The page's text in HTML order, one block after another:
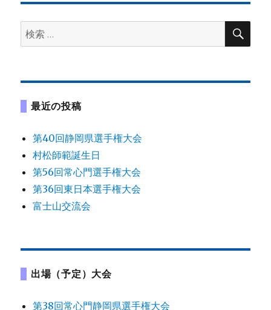
ゲ
ー
ョ
ン
検
索:
検
最近の投稿
第40回静岡県選手権大会
村松師範誕生日
第56回常心門選手権大会
第36回東日本選手権大会
富士山交流会
出場（予定）大会
第38回常心門静岡県選手権大会